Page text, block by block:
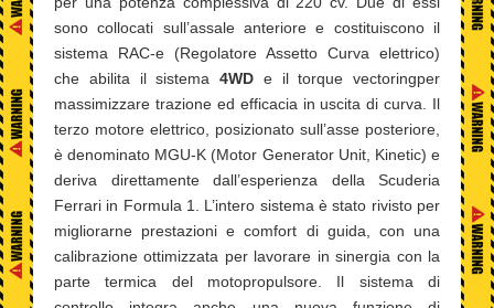
sono collocati sull’assale anteriore e costituiscono il
sistema RAC-e (Regolatore Assetto Curva elettrico)
che abilita il sistema 4WD e il torque vectoringper
massimizzare trazione ed efficacia in uscita di curva. Il
terzo motore elettrico, posizionato sull’asse posteriore,
è denominato MGU-K (Motor Generator Unit, Kinetic) e
deriva direttamente dall’esperienza della Scuderia
Ferrari in Formula 1. L’intero sistema è stato rivisto per
migliorarne prestazioni e comfort di guida, con una
calibrazione ottimizzata per lavorare in sinergia con la
parte termica del motopropulsore. Il sistema di